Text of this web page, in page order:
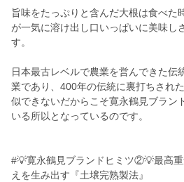
旨味をたっぷりと含んだ大根は食べた
が一気に溶け出し口いっぱいに美味し
す。
日本最古レベルで農業を営んできた伝
業であり、400年の伝統に裏打ちされ
似できないだからこそ寛永鶴見ブラン
いる所以となっているのです。
#💡寛永鶴見ブランドヒミツ②💡最高
えを生み出す『土壌完熟製法』